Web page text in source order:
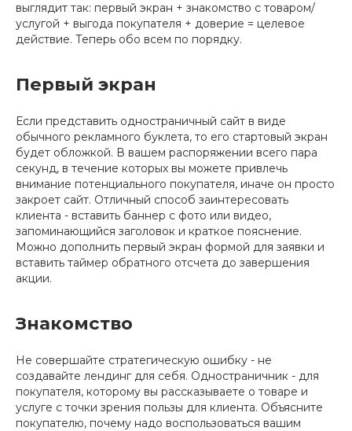
выглядит так: первый экран + знакомство с товаром/
услугой + выгода покупателя + доверие = целевое
действие. Теперь обо всем по порядку.
Первый экран
Если представить одностраничный сайт в виде
обычного рекламного буклета, то его стартовый экран
будет обложкой. В вашем распоряжении всего пара
секунд, в течение которых вы можете привлечь
внимание потенциального покупателя, иначе он просто
закроет сайт. Отличный способ заинтересовать
клиента - вставить баннер с фото или видео,
запоминающийся заголовок и краткое пояснение.
Можно дополнить первый экран формой для заявки и
вставить таймер обратного отсчета до завершения
акции.
Знакомство
Не совершайте стратегическую ошибку - не
создавайте лендинг для себя. Одностраничник - для
покупателя, которому вы рассказываете о товаре и
услуге с точки зрения пользы для клиента. Объясните
покупателю, почему надо воспользоваться вашим